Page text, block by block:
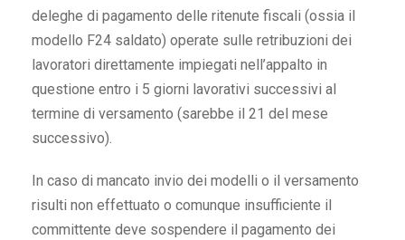
deleghe di pagamento delle ritenute fiscali (ossia il
modello F24 saldato) operate sulle retribuzioni dei
lavoratori direttamente impiegati nell’appalto in
questione entro i 5 giorni lavorativi successivi al
termine di versamento (sarebbe il 21 del mese
successivo).
In caso di mancato invio dei modelli o il versamento
risulti non effettuato o comunque insufficiente il
committente deve sospendere il pagamento dei